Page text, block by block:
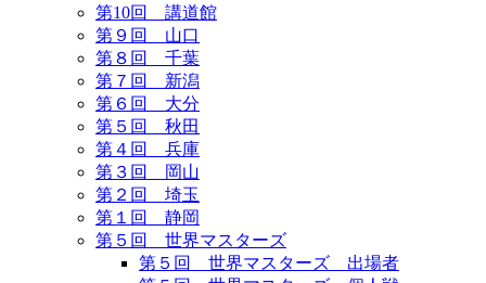
第10回 講道館
第９回 山口
第８回 千葉
第７回 新潟
第６回 大分
第５回 秋田
第４回 兵庫
第３回 岡山
第２回 埼玉
第１回 静岡
第５回 世界マスターズ
第５回 世界マスターズ 出場者